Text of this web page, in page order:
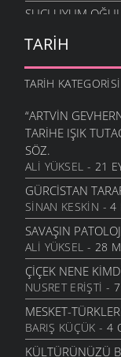
SUÇLUYUM OĞUL
YINE SINIFTA
YAŞAM- 27
YAŞAM- 14
SOSYAL FOBI
YAŞAM
HANGI MESLEK
YAŞAM- 25
SULOBANTELE
KÜLTÜR VE SANAT
OYUNUN
YAŞAM- 1 EKIM
EĞITIMDE ANNE
YAŞAM- 17
ÜZÜM
YAŞAM- 14
TARIH
TARIH KATEGORISI
“ARTVIN
TARIHE IŞIK
SÖZ.
ALI YÜKSEL - 21
GÜRCISTAN
SINAN KESKIN - 4
SAVAŞIN
ALI YÜKSEL - 28
ÇIÇEK NENE
NUSRET ERIŞTI -
MESKET-
BARIŞ KÜÇÜK - 4
KÜLTÜRÜNÜZÜ